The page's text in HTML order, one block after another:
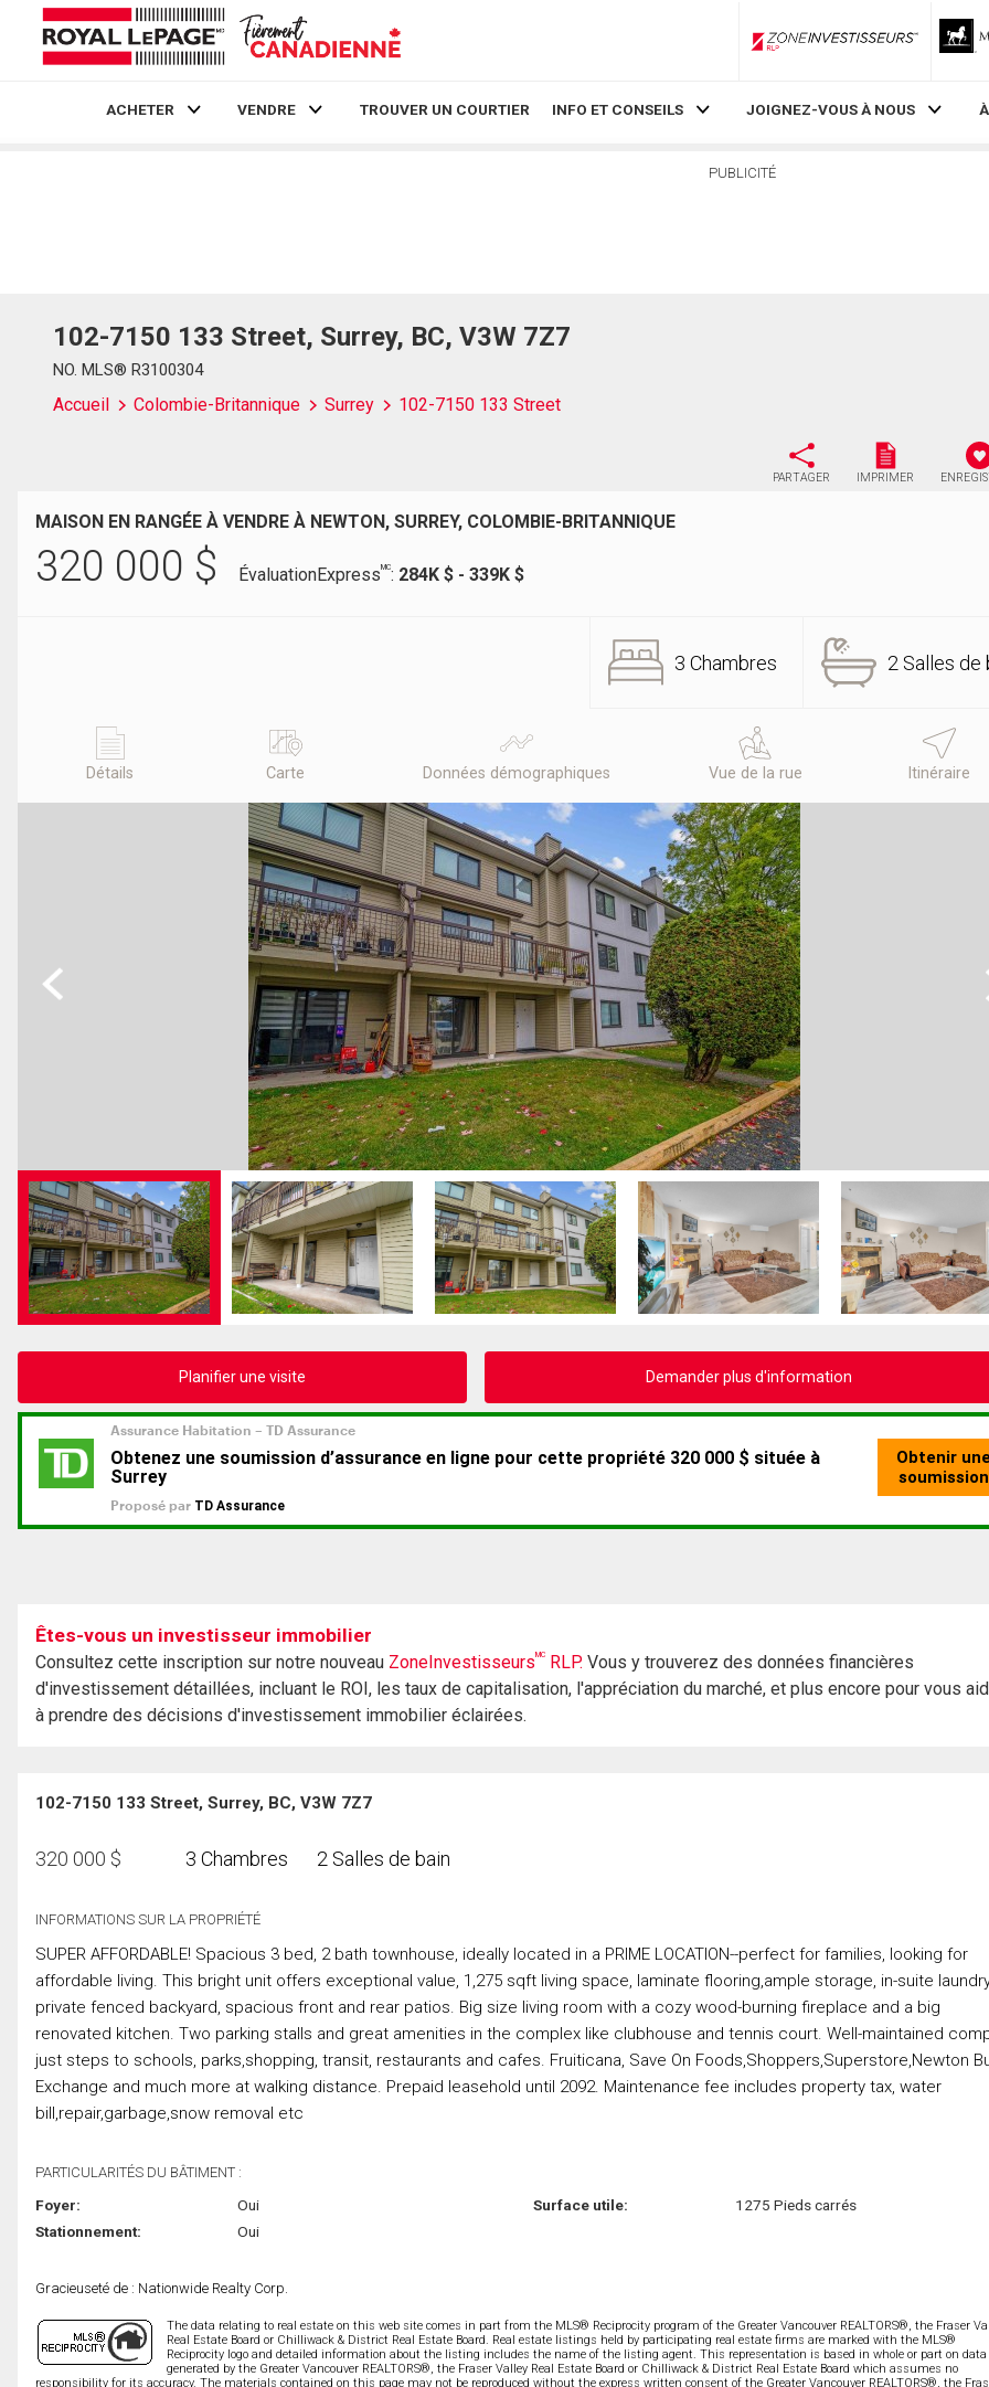
ZoneInvestisseurs RLP
ACHETER VENDRE TROUVER UN COURTIER INFO ET CONSEILS JOIGNEZ-VOUS À NOUS
PUBLICITÉ
102-7150 133 Street, Surrey, BC, V3W 7Z7
NO. MLS® R3100304
Accueil Colombie-Britannique Surrey 102-7150 133 Street
PARTAGER IMPRIMER
MAISON EN RANGÉE À VENDRE À NEWTON, SURREY, COLOMBIE-BRITANNIQUE
320 000 $ ÉvaluationExpressMC: 284K $ - 339K $
3 Chambres 2 Salles de
Détails Carte Données démographiques Vue de la rue Itinéraire
Previous
Planifier une visite Demander plus d'information
Êtes-vous un investisseur immobilier
Consultez cette inscription sur notre nouveau ZoneInvestisseursMC RLP. Vous y trouverez des données financières
d'investissement détaillées, incluant le ROI, les taux de capitalisation, l'appréciation du marché, et plus encore pour vous
à prendre des décisions d'investissement immobilier éclairées.
102-7150 133 Street, Surrey, BC, V3W 7Z7
320 000 $ 3 Chambres 2 Salles de bain
INFORMATIONS SUR LA PROPRIÉTÉ
SUPER AFFORDABLE! Spacious 3 bed, 2 bath townhouse, ideally located in a PRIME LOCATION--perfect for families, looking for
affordable living. This bright unit offers exceptional value, 1,275 sqft living space, laminate flooring,ample storage, in-suite
private fenced backyard, spacious front and rear patios. Big size living room with a cozy wood-burning fireplace and a big
renovated kitchen. Two parking stalls and great amenities in the complex like clubhouse and tennis court. Well-maintained
just steps to schools, parks,shopping, transit, restaurants and cafes. Fruiticana, Save On Foods,Shoppers,Superstore,Newton
Exchange and much more at walking distance. Prepaid leasehold until 2092. Maintenance fee includes property tax, water
bill,repair,garbage,snow removal etc
PARTICULARITÉS DU BÂTIMENT :
Foyer:
Oui
Stationnement:
Oui
Surface utile: 1275 Pieds carrés
Gracieuseté de : Nationwide Realty Corp.
The data relating to real estate on this web site comes in part from the MLS® Reciprocity program of the Greater Vancouver REALTORS®, the Fraser
Real Estate Board or Chilliwack & District Real Estate Board. Real estate listings held by participating real estate firms are marked with the MLS®
Reciprocity logo and detailed information about the listing includes the name of the listing agent. This representation is based in whole or part on data
generated by the Greater Vancouver REALTORS®, the Fraser Valley Real Estate Board or Chilliwack & District Real Estate Board which assumes no
responsibility for its accuracy. The materials contained on this page may not be reproduced without the express written consent of the Greater Vancouver REALTORS®, the